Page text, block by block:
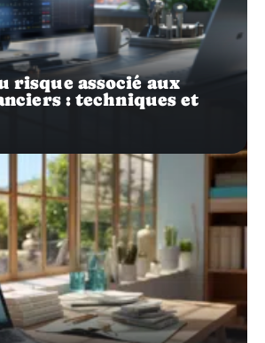
risque associé aux
: techniques et